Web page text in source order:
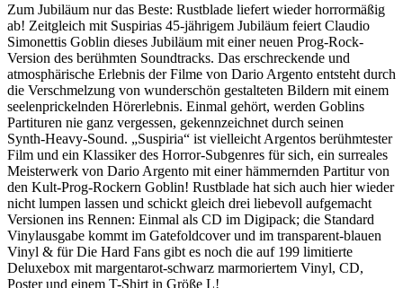
Zum Jubiläum nur das Beste: Rustblade liefert wieder horrormäßig
ab! Zeitgleich mit Suspirias 45-jährigem Jubiläum feiert Claudio
Simonettis Goblin dieses Jubiläum mit einer neuen Prog-Rock-
Version des berühmten Soundtracks. Das erschreckende und
atmosphärische Erlebnis der Filme von Dario Argento entsteht durch
die Verschmelzung von wunderschön gestalteten Bildern mit einem
seelenprickelnden Hörerlebnis. Einmal gehört, werden Goblins
Partituren nie ganz vergessen, gekennzeichnet durch seinen
Synth-Heavy-Sound. „Suspiria“ ist vielleicht Argentos berühmtester
Film und ein Klassiker des Horror-Subgenres für sich, ein surreales
Meisterwerk von Dario Argento mit einer hämmernden Partitur von
den Kult-Prog-Rockern Goblin! Rustblade hat sich auch hier wieder
nicht lumpen lassen und schickt gleich drei liebevoll aufgemacht
Versionen ins Rennen: Einmal als CD im Digipack; die Standard
Vinylausgabe kommt im Gatefoldcover und im transparent-blauen
Vinyl & für Die Hard Fans gibt es noch die auf 199 limitierte
Deluxebox mit margentarot-schwarz marmoriertem Vinyl, CD,
Poster und einem T-Shirt in Größe L!